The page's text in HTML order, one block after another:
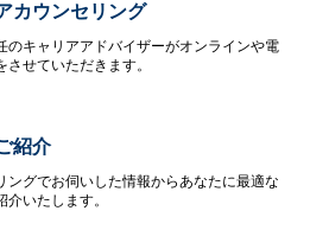
カウンセリング
のキャリアアドバイザーがオンラインや電
させていただきます。
紹介
ングでお伺いした情報からあなたに最適な
介いたします。